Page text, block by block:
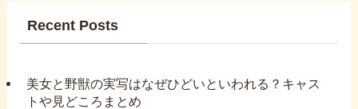
Recent Posts
美女と野獣の実写はなぜひどいといわれる？キャス
トや見どころまとめ